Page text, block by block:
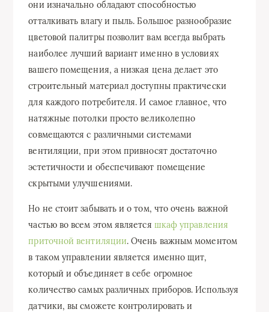
они изначально обладают способностью
отталкивать влагу и пыль. Большое разнообразие
цветовой палитры позволит вам всегда выбрать
наиболее лучший вариант именно в условиях
вашего помещения, а низкая цена делает это
строительный материал доступны практически
для каждого потребителя. И самое главное, что
натяжные потолки просто великолепно
совмещаются с различными системами
вентиляции, при этом привносят достаточно
эстетичности и обеспечивают помещение
скрытыми улучшениями.
Но не стоит забывать и о том, что очень важной
частью во всем этом является шкаф управления
приточной вентиляции. Очень важным моментом
в таком управлении является именно щит,
который и объединяет в себе огромное
количество самых различных приборов. Используя
датчики, вы сможете контролировать и